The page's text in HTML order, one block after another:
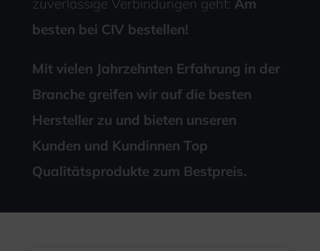
zuverlässige Verbindungen geht: Am
besten bei CIV bestellen!
Mit vielen Jahrzehnten Erfahrung in der
Branche greifen wir auf die besten
Hersteller zu und bieten unseren
Kunden und Kundinnen Top
Qualitätsprodukte zum Bestpreis.